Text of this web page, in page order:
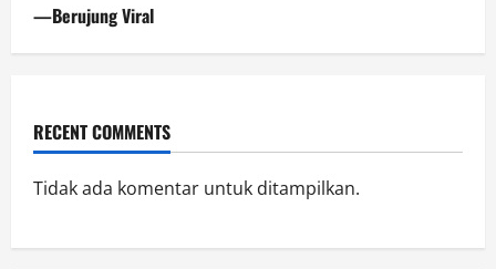
—Berujung Viral
RECENT COMMENTS
Tidak ada komentar untuk ditampilkan.